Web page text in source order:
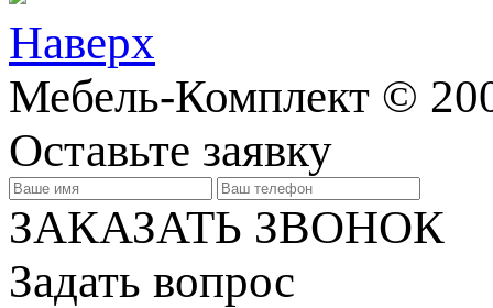
Наверх
Мебель-Комплект ©
Оставьте заявку
ЗАКАЗАТЬ ЗВОНОК
Задать вопрос